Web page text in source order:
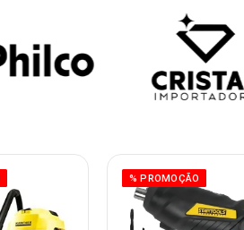
% PROMOÇÃO